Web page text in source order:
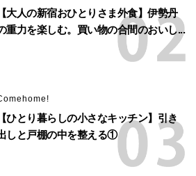
【大人の新宿おひとりさま外食】伊勢丹
重力を楽しむ。買い物の合間のおいし...
【ひとり暮らしの小さなキッチン】引き
しと戸棚の中を整える①